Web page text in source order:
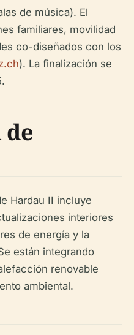
de música). El
familiares, movilidad
co-diseñados con los
). La finalización se
Hardau II incluye
interiores
de energía y la
están integrando
renovable
ambiental.